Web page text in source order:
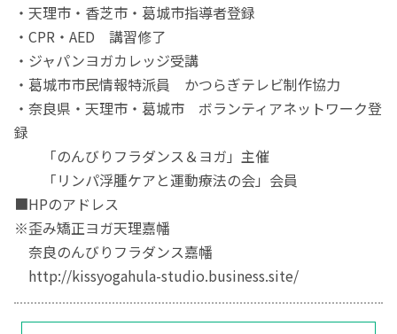
・天理市・香芝市・葛城市指導者登録
・CPR・AED 講習修了
・ジャパンヨガカレッジ受講
・葛城市市民情報特派員 かつらぎテレビ制作協力
・奈良県・天理市・葛城市 ボランティアネットワーク登
録
「のんびりフラダンス＆ヨガ」主催
「リンパ浮腫ケアと運動療法の会」会員
■HPのアドレス
※歪み矯正ヨガ天理嘉幡
奈良のんびりフラダンス嘉幡
http://kissyogahula-studio.business.site/